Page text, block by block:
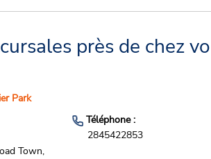
près de chez
Park
Town,
Téléphone :
2845422853